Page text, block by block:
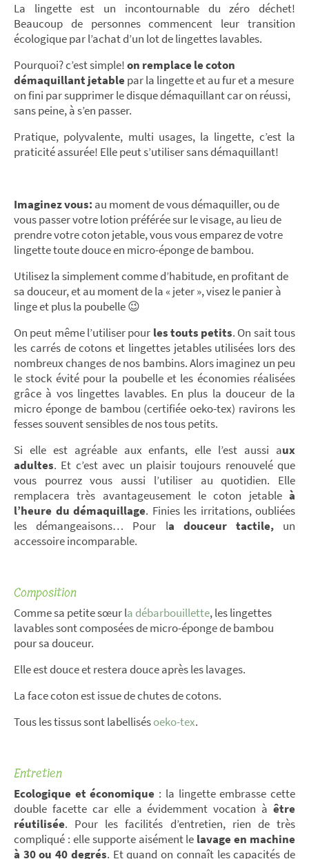
La lingette est un incontournable du zéro déchet!
Beaucoup de personnes commencent leur transition
écologique par l’achat d’un lot de lingettes lavables.
Pourquoi? c’est simple!on remplace le coton
démaquillant jetablepar la lingette et au fur et a mesure
on fini par supprimer le disque démaquillant car on réussi,
sans peine, à s’en passer.
Pratique, polyvalente, multi usages, la lingette, c’est la
praticité assurée! Elle peut s’utiliser sans démaquillant!
Imaginez vous: au moment de vous démaquiller, ou de
vous passer votre lotion préférée sur le visage, au lieu de
prendre votre coton jetable, vous vous emparez de votre
lingette toute douce en micro-éponge de bambou.
Utilisez la simplement comme d’habitude, en profitant de
sa douceur, et au moment de la « jeter », visez le panier à
linge et plus la poubelle 😉
On peut même l’utiliser pour les touts petits. On sait tous
les carrés de cotons et lingettes jetables utilisées lors des
nombreux changes de nos bambins. Alors imaginez un peu
le stock évité pour la poubelle et les économies réalisées
grâce à vos lingettes lavables. En plus la douceur de la
micro éponge de bambou (certifiée oeko-tex) ravirons les
fesses souvent sensibles de nos tous petits.
Si elle est agréable aux enfants, elle l’est aussi aux
adultes. Et c’est avec un plaisir toujours renouvelé que
vous pourrez vous aussi l’utiliser au quotidien. Elle
remplacera très avantageusement le coton jetable à
l’heure du démaquillage. Finies les irritations, oubliées
les démangeaisons… Pour la douceur tactile,un
accessoire incomparable.
Composition
Comme sa petite sœur la débarbouillette, les lingettes
lavables sont composées de micro-éponge de bambou
pour sa douceur.
Elle est douce et restera douce après les lavages.
La face coton est issue de chutes de cotons.
Tous les tissus sont labellisésoeko-tex.
Entretien
Ecologique et économique : la lingette embrasse cette
double facette car elle a évidemment vocation à être
réutilisée. Pour les facilités d’entretien, rien de très
compliqué : elle supporte aisément le lavage en machine
à 30 ou 40 degrés. Et quand on connaît les capacités de